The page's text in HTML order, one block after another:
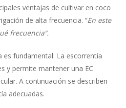
ventajas de cultivar en coco
de alta frecuencia. “En este
frecuencia”.
es fundamental: La escorrentía
y permite mantener una EC
A continuación se describen
adecuadas.